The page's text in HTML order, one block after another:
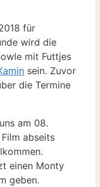
für
wird die
mit Futtjes
sein. Zuvor
die Termine
am 08.
abseits
einen Monty
geben.